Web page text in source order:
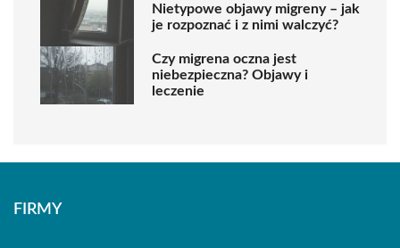
Nietypowe objawy migreny – jak
je rozpoznać i z nimi walczyć?
Czy migrena oczna jest
niebezpieczna? Objawy i
leczenie
FIRMY